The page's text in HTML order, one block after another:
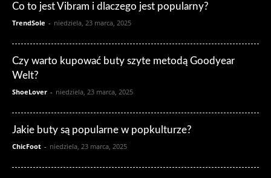
Co to jest Vibram i dlaczego jest popularny?
TrendSole - niedziela, 23 marca, 2025
Czy warto kupować buty szyte metodą Goodyear
Welt?
ShoeLover - niedziela, 23 marca, 2025
Jakie buty są popularne w popkulturze?
ChicFoot - niedziela, 23 marca, 2025